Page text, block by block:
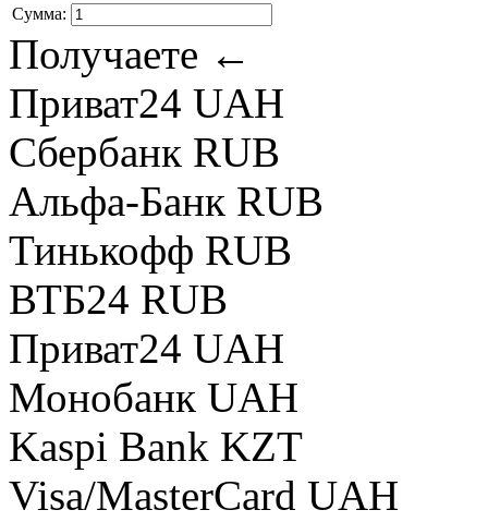
Сумма:
Получаете ←
Приват24 UAH
Сбербанк RUB
Альфа-Банк RUB
Тинькофф RUB
ВТБ24 RUB
Приват24 UAH
Монобанк UAH
Kaspi Bank KZT
Visa/MasterCard UAH